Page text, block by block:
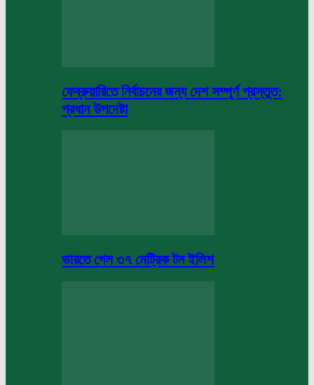
ফেব্রুয়ারিতে নির্বাচনের জন্য দেশ সম্পূর্ণ প্রস্তুত:
প্রধান উপদেষ্টা
ভারতে গেল ৩৭ মেট্রিক টন ইলিশ